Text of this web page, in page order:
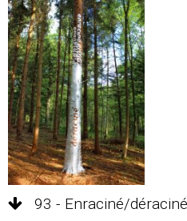
93 - Enraciné/déraciné